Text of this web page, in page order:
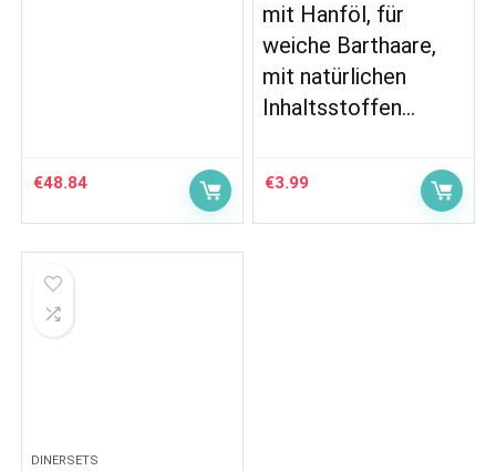
€48.84
mit Hanföl, für
weiche Barthaare,
mit natürlichen
Inhaltsstoffen…
€3.99
DINERSETS